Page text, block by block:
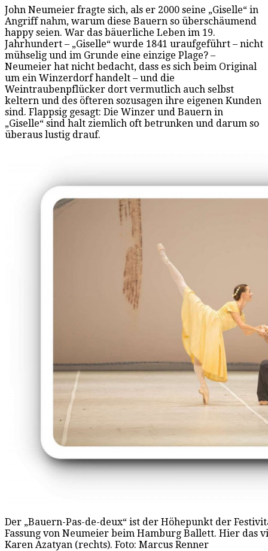
John Neumeier fragte sich, als er 2000 seine „Giselle“ in
Angriff nahm, warum diese Bauern so überschäumend
happy seien. War das bäuerliche Leben im 19.
Jahrhundert – „Giselle“ wurde 1841 uraufgeführt – nicht
mühselig und im Grunde eine einzige Plage? –
Neumeier hat nicht bedacht, dass es sich beim Original
um ein Winzerdorf handelt – und die
Weintraubenpflücker dort vermutlich auch selbst
keltern und des öfteren sozusagen ihre eigenen Kunden
sind. Flappsig gesagt: Die Winzer und Bauern in
„Giselle“ sind halt ziemlich oft betrunken und darum so
überaus lustig drauf.
Der „Bauern-Pas-de-deux“ ist der Höhepunkt der
Fassung von Neumeier beim Hamburg Ballett. Hier das
Karen Azatyan (rechts). Foto: Marcus Renner